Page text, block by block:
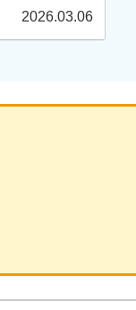
2026.03.06